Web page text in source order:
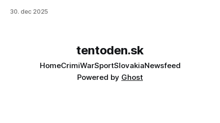
30. dec 2025
tentoden.sk
HomeCrimiWarSportSlovakiaNewsfeed
Powered by Ghost